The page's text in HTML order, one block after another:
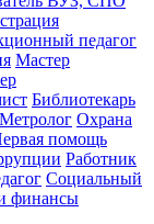
педагог
Мастер
Библиотекарь
Метролог Охрана
помощь
Работник
Социальный
финансы